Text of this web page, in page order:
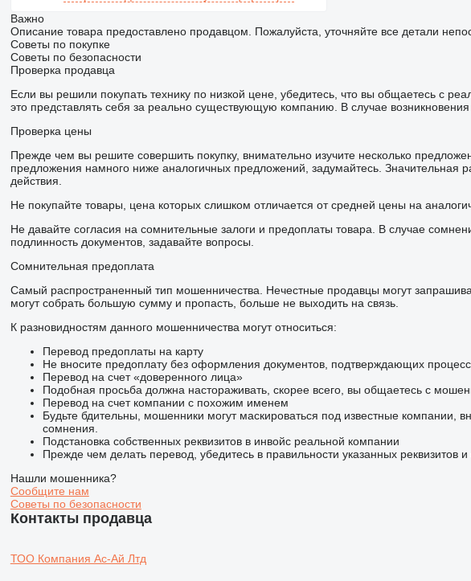
Важно
Описание товара предоставлено продавцом. Пожалуйста, уточняйте все детали
Советы по покупке
Советы по безопасности
Проверка продавца
Если вы решили покупать технику по низкой цене, убедитесь, что вы общаетесь с
это представлять себя за реально существующую компанию. В случае
Проверка цены
Прежде чем вы решите совершить покупку, внимательно изучите несколько
предложения намного ниже аналогичных предложений, задумайтесь.
действия.
Не покупайте товары, цена которых слишком отличается от средней цены на
Не давайте согласия на сомнительные залоги и предоплаты товара. В случае
подлинность документов, задавайте вопросы.
Сомнительная предоплата
Самый распространенный тип мошенничества. Нечестные продавцы могут
могут собрать большую сумму и пропасть, больше не выходить на связь.
К разновидностям данного мошенничества могут относиться:
Перевод предоплаты на карту
Не вносите предоплату без оформления документов, подтверждающих
Перевод на счет «доверенного лица»
Подобная просьба должна настораживать, скорее всего, вы общаетесь с
Перевод на счет компании с похожим именем
Будьте бдительны, мошенники могут маскироваться под известные компании,
сомнения.
Подстановка собственных реквизитов в инвойс реальной компании
Прежде чем делать перевод, убедитесь в правильности указанных реквизитов
Нашли мошенника?
Сообщите нам
Советы по безопасности
Контакты продавца
ТОО Компания Ас-Ай Лтд